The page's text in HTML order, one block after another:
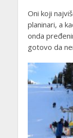
Oni koji
planinari, a
onda
gotovo da